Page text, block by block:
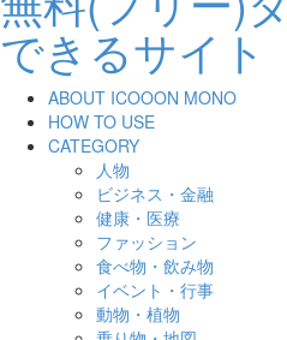
ABOUT ICOOON MONO
HOW TO USE
CATEGORY
人物
ビジネス・金融
健康・医療
ファッション
食べ物・飲み物
イベント・行事
動物・植物